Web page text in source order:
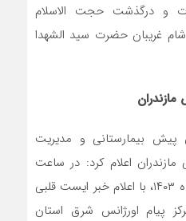
و درگذشت حجت الاسلام
غریبان حضرت سید الشهدا
پیش بیمارستانی و مدیریت
اعلام کرد: در ساعت
۲۱:۳۲ شب سه شنبه ۲۶ تیرماه ۱۴۰۳، با اعلام خبر ایست قلبی
پیام اورژانس شرق استان